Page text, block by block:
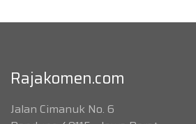
Rajakomen.com
Jalan Cimanuk No. 6